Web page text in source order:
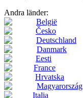
Andra länder:
België
Česko
Deutschland
Danmark
Eesti
France
Hrvatska
Magyarország
Italia